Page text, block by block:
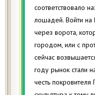
соответствовало
лошадей. Войти
через ворота,
городом, или с
сейчас
году рынок стали
честь